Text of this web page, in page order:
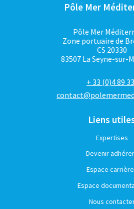
Pôle Mer
Pôle Mer
Zone portuaire de
CS 20330
83507 La Seyne-sur-
+ 33 (0)4 89
Liens
Expertises
Devenir
Espace
Espace
Nous